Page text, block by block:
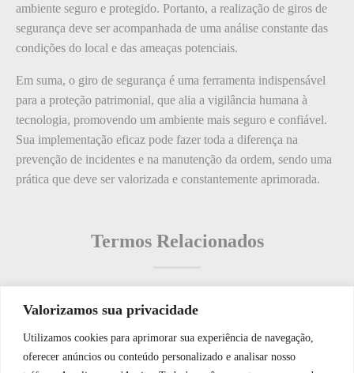
Valorizamos sua privacidade
Utilizamos cookies para aprimorar sua experiência de navegação,
oferecer anúncios ou conteúdo personalizado e analisar nosso
ambiente seguro e protegido. Portanto, a realização de giros de
segurança deve ser acompanhada de uma análise constante das
condições do local e das ameaças potenciais.
Em suma, o giro de segurança é uma ferramenta indispensável
para a proteção patrimonial, que alia a vigilância humana à
tecnologia, promovendo um ambiente mais seguro e confiável.
Sua implementação eficaz pode fazer toda a diferença na
prevenção de incidentes e na manutenção da ordem, sendo uma
prática que deve ser valorizada e constantemente aprimorada.
Termos Relacionados
Termos populares
O que é: Núcleo de Segurança
WhatsApp JF Tech